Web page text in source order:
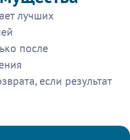
лучших
после
если результат